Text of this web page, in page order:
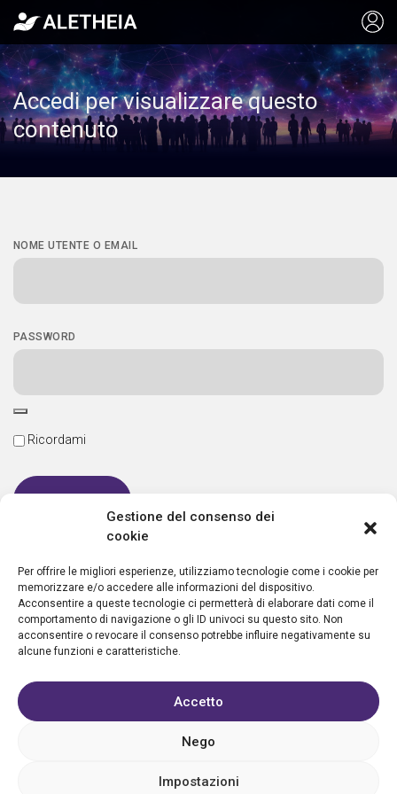
Gestione del consenso dei
cookie
Per offrire le migliori esperienze, utilizziamo tecnologie come i cookie per
memorizzare e/o accedere alle informazioni del dispositivo.
Acconsentire a queste tecnologie ci permetterà di elaborare dati come il
comportamento di navigazione o gli ID univoci su questo sito. Non
acconsentire o revocare il consenso potrebbe influire negativamente su
alcune funzioni e caratteristiche.
Accetto
Nego
Impostazioni
Accedi per visualizzare questo
contenuto
NOME UTENTE O EMAIL
PASSWORD
Ricordami
Nuovo utente?Crea un account
Condizioni d’uso